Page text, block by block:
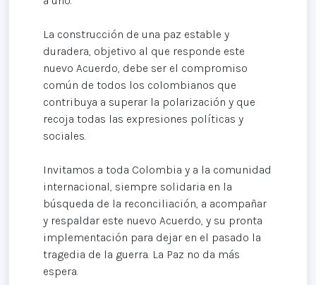
La construcción de una paz estable y
duradera, objetivo al que responde este
nuevo Acuerdo, debe ser el compromiso
común de todos los colombianos que
contribuya a superar la polarización y que
recoja todas las expresiones políticas y
sociales.
Invitamos a toda Colombia y a la comunidad
internacional, siempre solidaria en la
búsqueda de la reconciliación, a acompañar
y respaldar este nuevo Acuerdo, y su pronta
implementación para dejar en el pasado la
tragedia de la guerra. La Paz no da más
espera.